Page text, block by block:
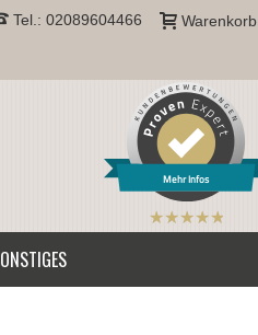
Warenkorb
Tel.: 02089604466
Mehr Infos
B2CPrint
Sternen |